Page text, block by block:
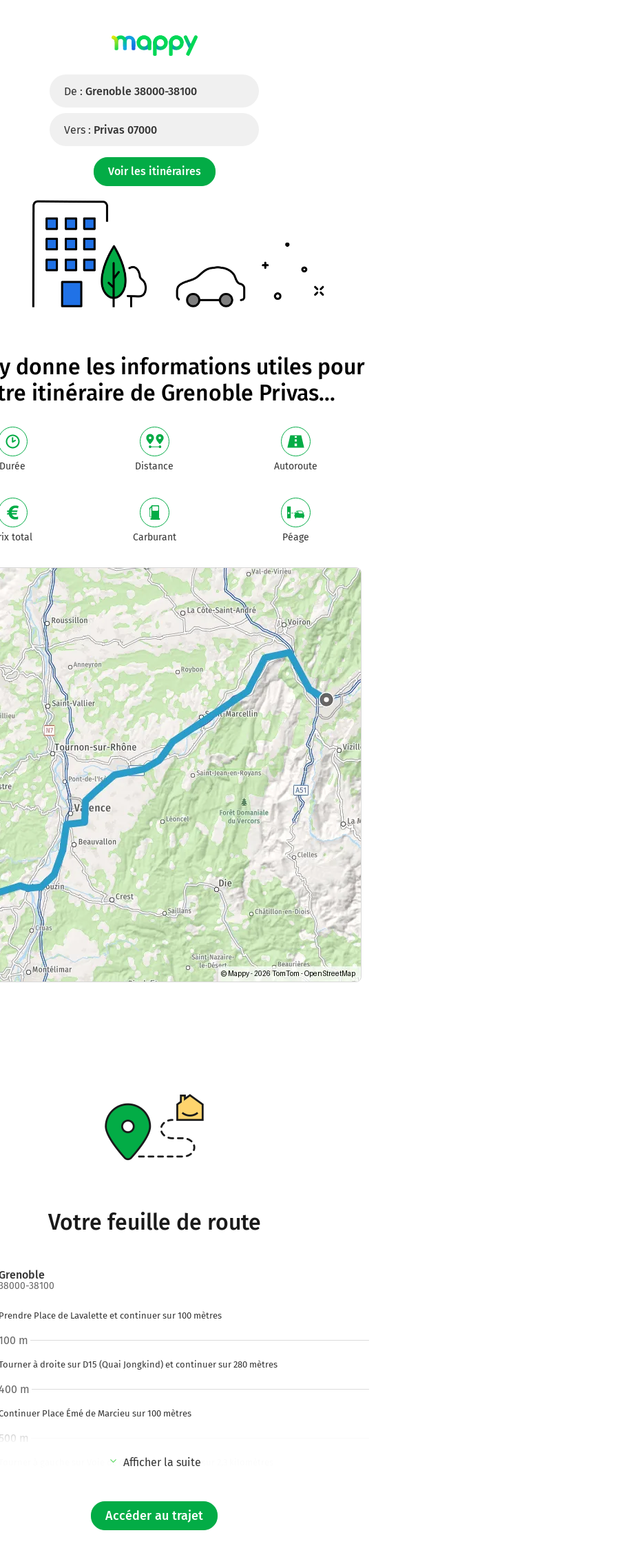
De : Grenoble 38000-38100
Vers : Privas 07000
Voir les itinéraires
donne les informations utiles pour
itinéraire de Grenoble Privas...
Durée Distance Autoroute
total Carburant Péage
Votre feuille de route
38100
Place de Lavalette et continuer sur 100 mètres
à droite sur D15 (Quai Jongkind) et continuer sur 280 mètres
m
Place Émé de Marcieu sur 100 mètres
m
à gauche sur Voie de Corato et continuer sur 2,3 kilomètres
m
Rue Durand-Savoyat sur 400 mètres
Rue Durand-Savoyat
Afficher la suite
Accéder au trajet